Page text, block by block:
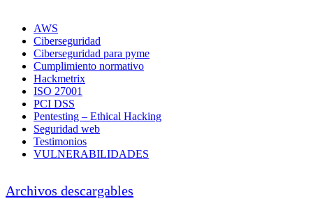
AWS
Ciberseguridad
Ciberseguridad para pyme
Cumplimiento normativo
Hackmetrix
ISO 27001
PCI DSS
Pentesting – Ethical Hacking
Seguridad web
Testimonios
VULNERABILIDADES
Archivos descargables